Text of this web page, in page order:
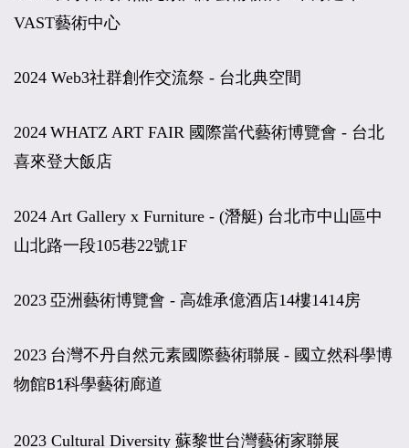
VAST藝術中心
2024 Web3社群創作交流祭 - 台北典空間
2024 WHATZ ART FAIR 國際當代藝術博覽會 - 台北
喜來登大飯店
2024 Art Gallery x Furniture - (潛艇) 台北市中山區中
山北路一段105巷22號1F
2023 亞洲藝術博覽會 - 高雄承億酒店14樓1414房
2023 台灣不丹自然元素國際藝術聯展 - 國立然科學博
物館B1科學藝術廊道
2023 Cultural Diversity 蘇黎世台灣藝術家聯展